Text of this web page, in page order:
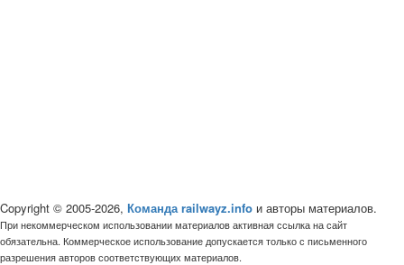
Copyright © 2005-2026, Команда railwayz.info и авторы материалов.
При некоммерческом использовании материалов активная ссылка на сайт
обязательна. Коммерческое использование допускается только с письменного
разрешения авторов соответствующих материалов.